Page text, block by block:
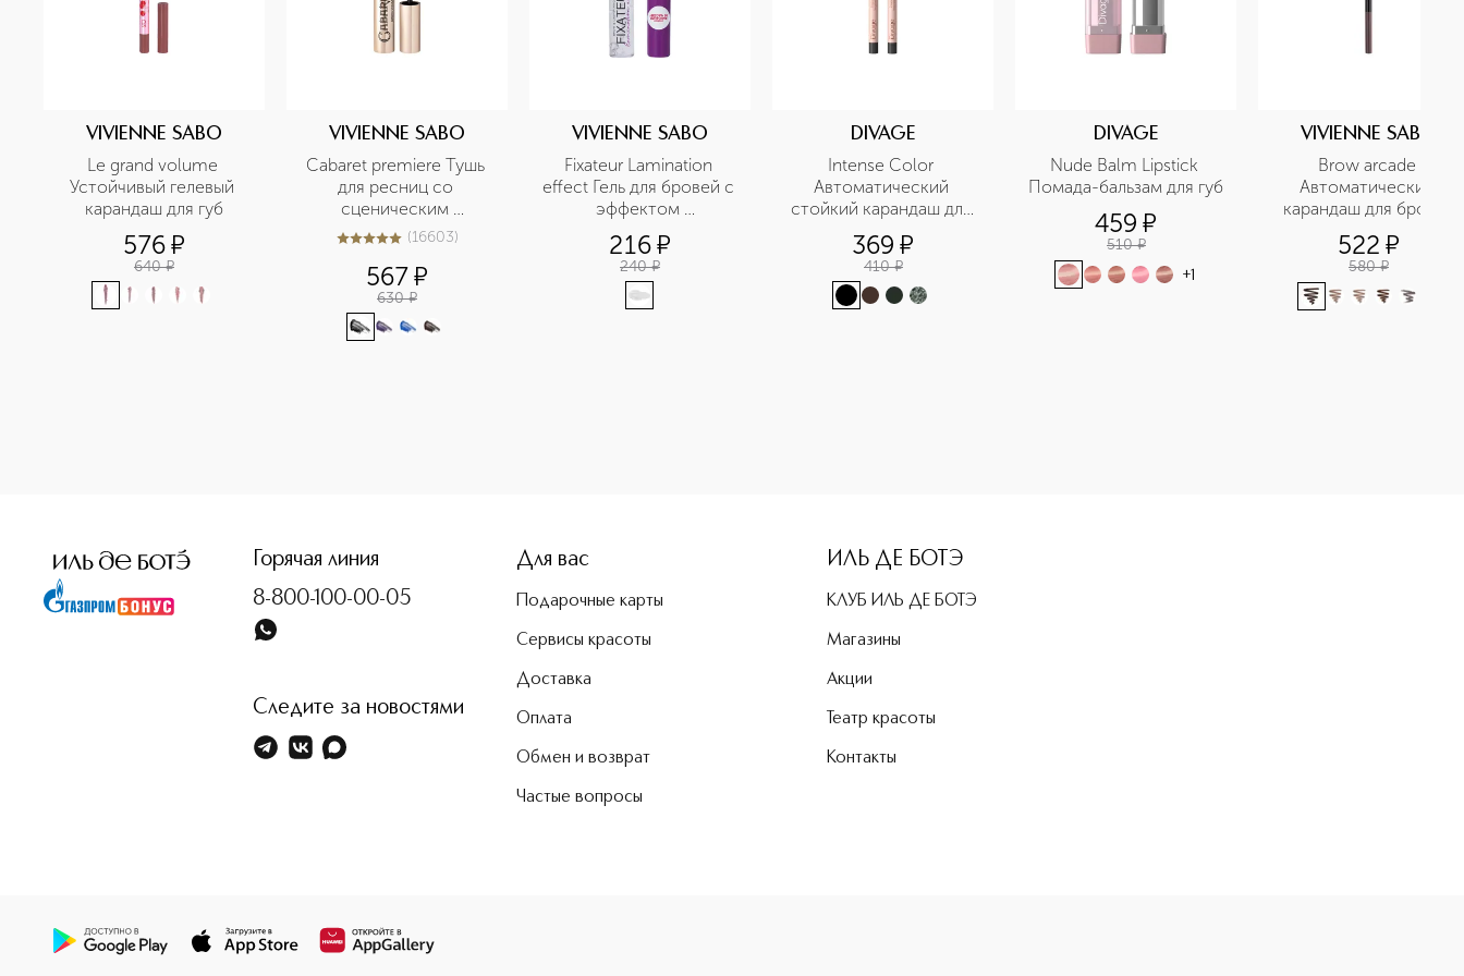
VIVIENNE SABO
Le grand volume
Устойчивый гелевый
карандаш для губ
576¤
640 ¤
VIVIENNE SABO
Cabaret premiere Тушь
для ресниц со
сценическим
эффектом
5из 516603 (16603)
567¤
630 ¤
VIVIENNE SABO
Fixateur Lamination
effect Гель для бровей с
эффектом
ламинирования
216¤
240 ¤
DIVAGE
Intense Color
Автоматический
стойкий карандаш для
глаз
369 ¤
410 ¤
DIVAGE
Nude Balm Lipstick
Помада-бальзам для губ
459 ¤
510 ¤
+1
VIVIENNE SABO
Brow arcade
Автоматический
карандаш для бровей
522 ¤
580 ¤
Горячая линия
8-800-100-00-05
Следите за новостями
Для вас
Подарочные карты
Сервисы красоты
Доставка
Оплата
Обмен и возврат
Частые вопросы
ИЛЬ ДЕ БОТЭ
КЛУБ ИЛЬ ДЕ БОТЭ
Магазины
Акции
Театр красоты
Контакты